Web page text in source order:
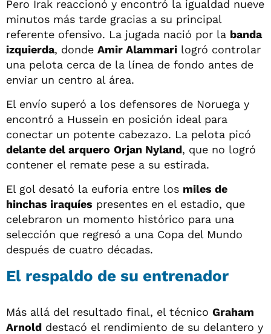
Pero Irak reaccionó y encontró la igualdad nueve
minutos más tarde gracias a su principal
referente ofensivo. La jugada nació por la banda
izquierda, donde Amir Alammari logró controlar
una pelota cerca de la línea de fondo antes de
enviar un centro al área.
El envío superó a los defensores de Noruega y
encontró a Hussein en posición ideal para
conectar un potente cabezazo. La pelota picó
delante del arquero Orjan Nyland, que no logró
contener el remate pese a su estirada.
El gol desató la euforia entre los miles de
hinchas iraquíes presentes en el estadio, que
celebraron un momento histórico para una
selección que regresó a una Copa del Mundo
después de cuatro décadas.
El respaldo de su entrenador
Más allá del resultado final, el técnico Graham
Arnold destacó el rendimiento de su delantero y